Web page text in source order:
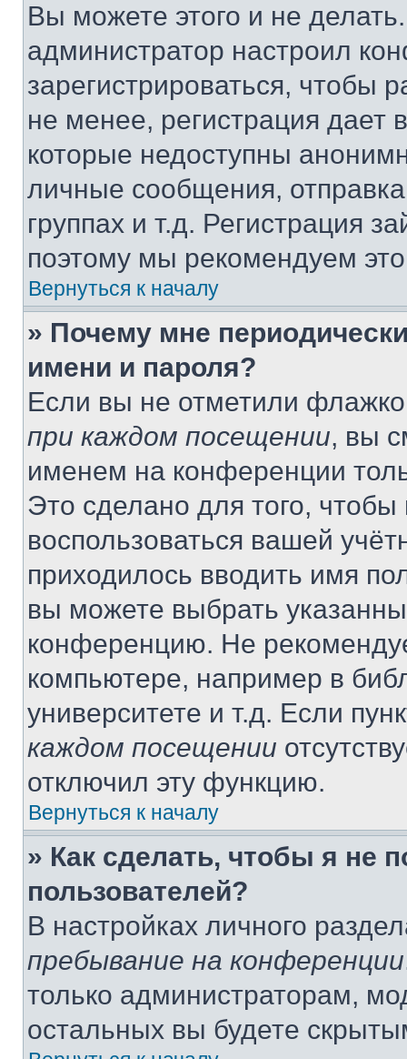
Вы можете этого и не
администратор настроил
зарегистрироваться, чтобы
не менее, регистрация
которые недоступны
личные сообщения,
группах и т.д. Регистрация
поэтому мы рекомендуем
Вернуться к началу
» Почему мне
имени и пароля?
Если вы не отметили
при каждом посещении, вы
именем на конференции
Это сделано для того, чтобы
воспользоваться вашей
приходилось вводить имя
вы можете выбрать
конференцию. Не
компьютере, например в
университете и т.д. Если
каждом посещении
отключил эту функцию.
Вернуться к началу
» Как сделать, чтобы я не
пользователей?
В настройках личного
пребывание на конференции
только администраторам,
остальных вы будете